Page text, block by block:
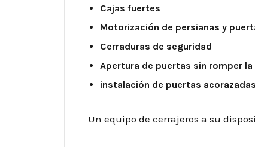
Cajas fuertes
Motorización de persianas y
Cerraduras de seguridad
Apertura de puertas sin romper la
instalación de puertas acorazadas
Un equipo de cerrajeros a su